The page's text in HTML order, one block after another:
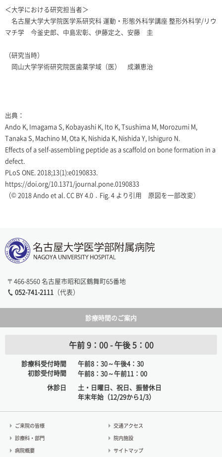
＜大学における研究担当者＞
名古屋大学大学院医学系研究科 運動・形態外科学講座 整形外科学/リウ
マチ学 今釜史郎、中島宏彰、伊藤定之、安藤 圭
（研究当時）
岡山大学学術研究院医歯薬学域（医） 成瀬恵治
出典：
Ando K, Imagama S, Kobayashi K, Ito K, Tsushima M, Morozumi M,
Tanaka S, Machino M, Ota K, Nishida K, Nishida Y, Ishiguro N.
Effects of a self-assembling peptide as a scaffold on bone formation in a
defect.
PLoS ONE. 2018;13(1):e0190833.
https://doi.org/10.1371/journal.pone.0190833
（© 2018 Ando et al. CC BY 4.0．Fig. 4 より引用 原図を一部改変）
〒466-8560 名古屋市昭和区鶴舞町65番地
052-741-2111 （代表）
診療時間のご案内
午前 9：00 - 午後 5：00
診療科受付時間
初診受付時間
午前8：30～午後4：30
午前8：30～午前11：00
休診日
土・日曜日、祝日、振替休日
年末年始（12/29から1/3）
ご来院の皆様
診療科・部門
病院概要
交通アクセス
院内施設
サイトマップ